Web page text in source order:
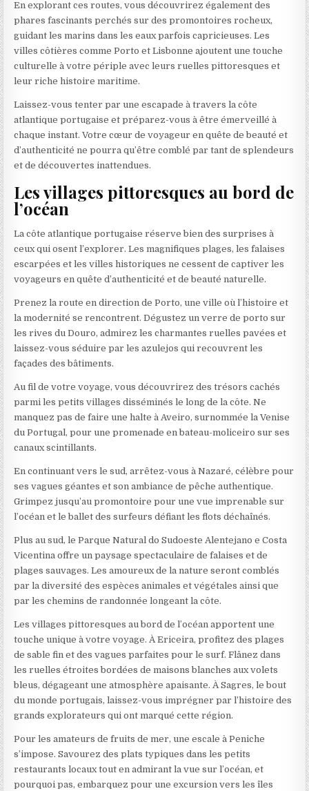
En explorant ces routes, vous découvrirez également des
phares fascinants perchés sur des promontoires rocheux,
guidant les marins dans les eaux parfois capricieuses. Les
villes côtières comme Porto et Lisbonne ajoutent une touche
culturelle à votre périple avec leurs ruelles pittoresques et
leur riche histoire maritime.
Laissez-vous tenter par une escapade à travers la côte
atlantique portugaise et préparez-vous à être émerveillé à
chaque instant. Votre cœur de voyageur en quête de beauté et
d’authenticité ne pourra qu’être comblé par tant de splendeurs
et de découvertes inattendues.
Les villages pittoresques au bord de
l’océan
La côte atlantique portugaise réserve bien des surprises à
ceux qui osent l’explorer. Les magnifiques plages, les falaises
escarpées et les villes historiques ne cessent de captiver les
voyageurs en quête d’authenticité et de beauté naturelle.
Prenez la route en direction de Porto, une ville où l’histoire et
la modernité se rencontrent. Dégustez un verre de porto sur
les rives du Douro, admirez les charmantes ruelles pavées et
laissez-vous séduire par les azulejos qui recouvrent les
façades des bâtiments.
Au fil de votre voyage, vous découvrirez des trésors cachés
parmi les petits villages disséminés le long de la côte. Ne
manquez pas de faire une halte à Aveiro, surnommée la Venise
du Portugal, pour une promenade en bateau-moliceiro sur ses
canaux scintillants.
En continuant vers le sud, arrêtez-vous à Nazaré, célèbre pour
ses vagues géantes et son ambiance de pêche authentique.
Grimpez jusqu’au promontoire pour une vue imprenable sur
l’océan et le ballet des surfeurs défiant les flots déchaînés.
Plus au sud, le Parque Natural do Sudoeste Alentejano e Costa
Vicentina offre un paysage spectaculaire de falaises et de
plages sauvages. Les amoureux de la nature seront comblés
par la diversité des espèces animales et végétales ainsi que
par les chemins de randonnée longeant la côte.
Les villages pittoresques au bord de l’océan apportent une
touche unique à votre voyage. À Ericeira, profitez des plages
de sable fin et des vagues parfaites pour le surf. Flânez dans
les ruelles étroites bordées de maisons blanches aux volets
bleus, dégageant une atmosphère apaisante. À Sagres, le bout
du monde portugais, laissez-vous imprégner par l’histoire des
grands explorateurs qui ont marqué cette région.
Pour les amateurs de fruits de mer, une escale à Peniche
s’impose. Savourez des plats typiques dans les petits
restaurants locaux tout en admirant la vue sur l’océan, et
pourquoi pas, embarquez pour une excursion vers les îles